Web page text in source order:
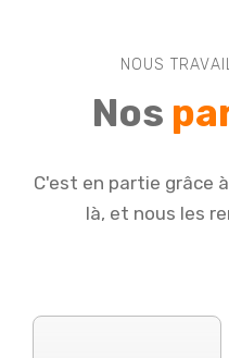
NOUS
Nos
C'est en partie grâce
là, et nous les